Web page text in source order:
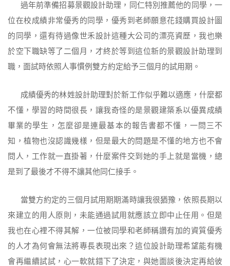
過年前準備招募景觀設計助理，同仁特別推薦他的同學，一
位在校成績非常優秀的同學，優秀到老師願意花錢購買設計圖
的同學，還有待過像世禾設計這種大公司的漂亮資歷，我也樂
於空下職缺等了二個月，才終於等到這位新的景觀設計助理到
職，面試時依照人事慣例雙方約定給予三個月的試用期。
成績優秀的林姓設計助理對於新工作似乎難以適應，什麼都
不懂，學習的時間很長，讓我奇怪的是景觀建築系以優異成績
畢業的學生，怎麼卻是連最基本的報告書都不懂，一問三不
知，植物也沒認識幾樣，但是最大的問題是不懂的地方也不會
問人，工作就一直掛著，什麼案件交到她的手上就是當機，總
是到了最後才不得不讓其他同仁接手。
當雙方約定的三個月試用期期滿時讓我很猶豫，依照長期以
來建立的用人原則，未能通過試用就應該立即中止任用。但是
我也在心裡不得其解，一位被同學和老師稱讚有加的資質優秀
的人才為何會無法將專長表現出來？這位設計助理希望能有機
會再繼續試試，心一軟就錯下了決定，與她面談後決定再給彼